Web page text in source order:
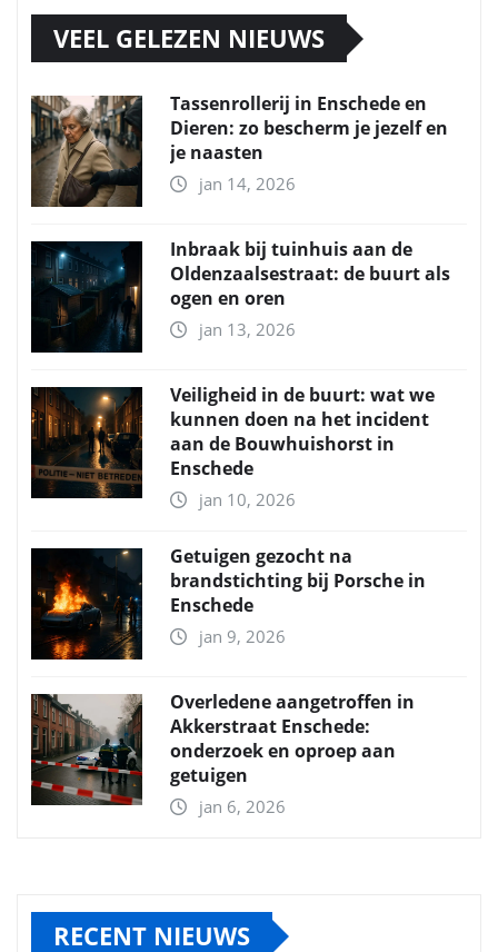
VEEL GELEZEN NIEUWS
Tassenrollerij in Enschede en
Dieren: zo bescherm je jezelf en
je naasten
jan 14, 2026
Inbraak bij tuinhuis aan de
Oldenzaalsestraat: de buurt als
ogen en oren
jan 13, 2026
Veiligheid in de buurt: wat we
kunnen doen na het incident
aan de Bouwhuishorst in
Enschede
jan 10, 2026
Getuigen gezocht na
brandstichting bij Porsche in
Enschede
jan 9, 2026
Overledene aangetroffen in
Akkerstraat Enschede:
onderzoek en oproep aan
getuigen
jan 6, 2026
RECENT NIEUWS